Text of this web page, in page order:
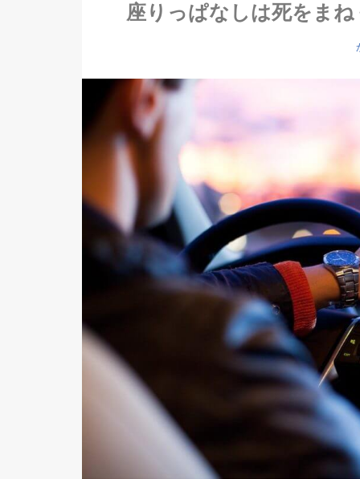
座りっぱなしは死をま